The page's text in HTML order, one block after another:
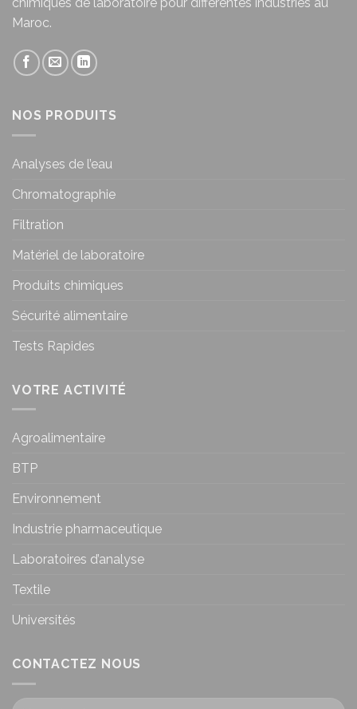
Maroc.
NOS PRODUITS
Analyses de l’eau
Chromatographie
Filtration
Matériel de laboratoire
Produits chimiques
Sécurité alimentaire
Tests Rapides
VOTRE ACTIVITÉ
Agroalimentaire
BTP
Environnement
Industrie pharmaceutique
Laboratoires d’analyse
Textile
Universités
CONTACTEZ NOUS